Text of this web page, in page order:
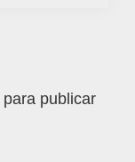
para publicar